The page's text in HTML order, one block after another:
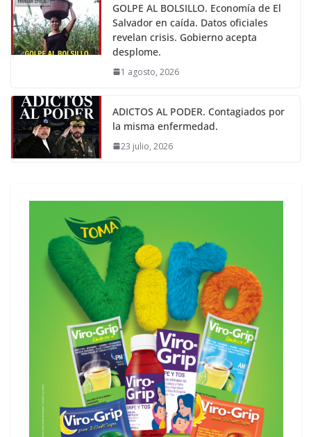
GOLPE AL BOLSILLO. Economía de El
Salvador en caída. Datos oficiales
revelan crisis. Gobierno acepta
desplome.
1 agosto, 2026
ADICTOS AL PODER. Contagiados por
la misma enfermedad.
23 julio, 2026